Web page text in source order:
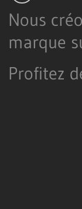
Nous
marque
Profitez